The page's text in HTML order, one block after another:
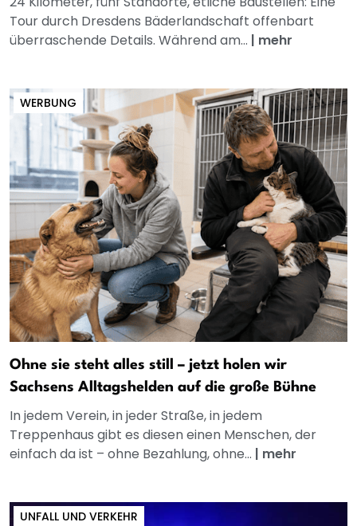
Tour durch Dresdens Bäderlandschaft offenbart
überraschende Details. Während am... | mehr
WERBUNG
Ohne sie steht alles still – jetzt holen wir
Sachsens Alltagshelden auf die große Bühne
In jedem Verein, in jeder Straße, in jedem
Treppenhaus gibt es diesen einen Menschen, der
einfach da ist – ohne Bezahlung, ohne... | mehr
UNFALL UND VERKEHR